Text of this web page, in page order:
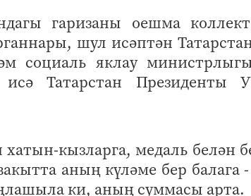
гаризаны оешма
шул исәптән
социаль яклау
Татарстан Президенты
кызларга, медаль белән
аның күләме бер балага -
ки, аның суммасы арта.